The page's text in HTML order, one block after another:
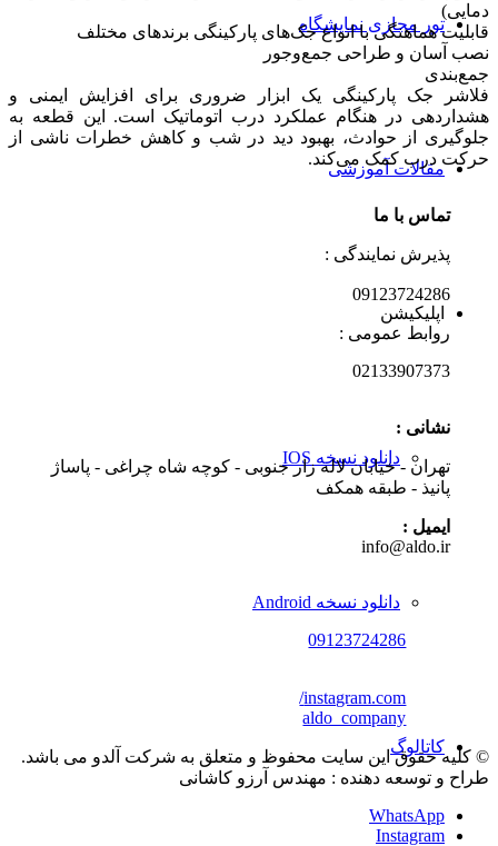
تور مجازی نمایشگاه
مقالات آموزشی
اپلیکیشن
دانلود نسخه IOS
دانلود نسخه Android
کاتالوگ
دمایی)
قابلیت هماهنگی با انواع جک‌های پارکینگی برندهای مختلف
نصب آسان و طراحی جمع‌وجور
جمع‌بندی
فلاشر جک پارکینگی یک ابزار ضروری برای افزایش ایمنی و
هشداردهی در هنگام عملکرد درب اتوماتیک است. این قطعه به
جلوگیری از حوادث، بهبود دید در شب و کاهش خطرات ناشی از
حرکت درب کمک می‌کند.
تماس با ما
پذیرش نمایندگی :
09123724286
روابط عمومی :
02133907373
نشانی :
تهران - خیابان لاله زار جنوبی - کوچه شاه چراغی - پاساژ
پانیذ - طبقه همکف
ایمیل :
info@aldo.ir
09123724286
instagram.com/
aldo_company
© کلیه حقوق این سایت محفوظ و متعلق به شرکت آلدو می باشد.
طراح و توسعه دهنده : مهندس آرزو کاشانی
WhatsApp
Instagram